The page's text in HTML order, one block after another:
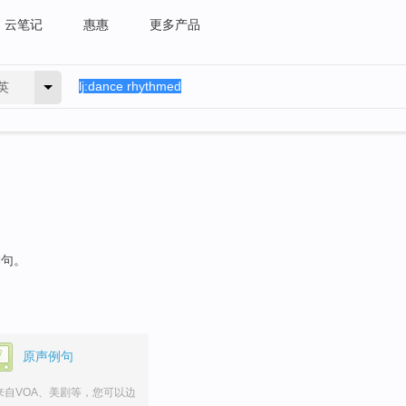
云笔记 惠惠 更多产品
。
原声例句
自VOA、美剧等，您可以边